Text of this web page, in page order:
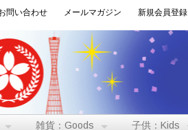
問い合わせ メールマガジン 新規会員登録
雑貨：Goods 子供：Kids